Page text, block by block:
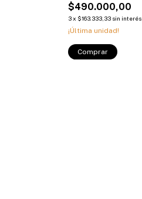
$490.000,00
3x $163.333,33 sin interés
¡Última unidad!
Comprar